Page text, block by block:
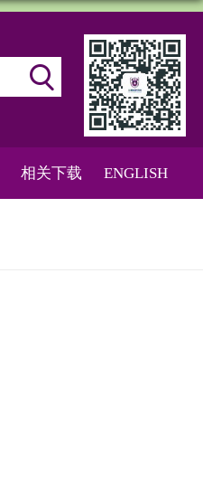
相关下载 ENGLISH